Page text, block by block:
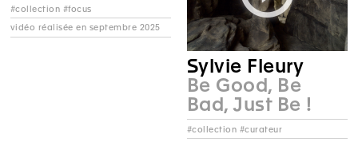
#collection #focus
vidéo réalisée en septembre 2025
Sylvie Fleury
Be Good, Be
Bad, Just Be !
#collection #curateur